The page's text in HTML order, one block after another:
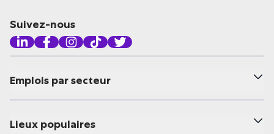
Suivez-nous
Emplois par secteur
Lieux populaires